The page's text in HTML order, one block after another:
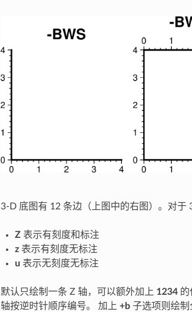
3-D 底图有 12 条边（上图中的右图）。对于
Z表示有刻度和标注
z表示有刻度无标注
u 表示无刻度无标注
默认只绘制一条 Z 轴，可以额外加上 1234的
轴按逆时针顺序编号。 加上 +b子选项则绘制